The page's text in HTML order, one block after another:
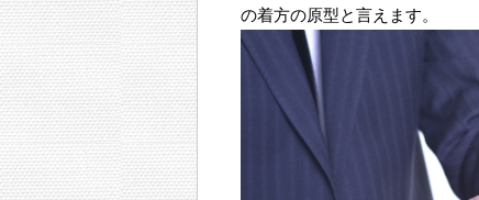
の着方の原型と言えます。